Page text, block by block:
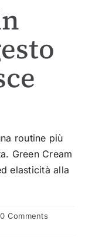
routine più
Green Cream
elasticità alla
0 Comments